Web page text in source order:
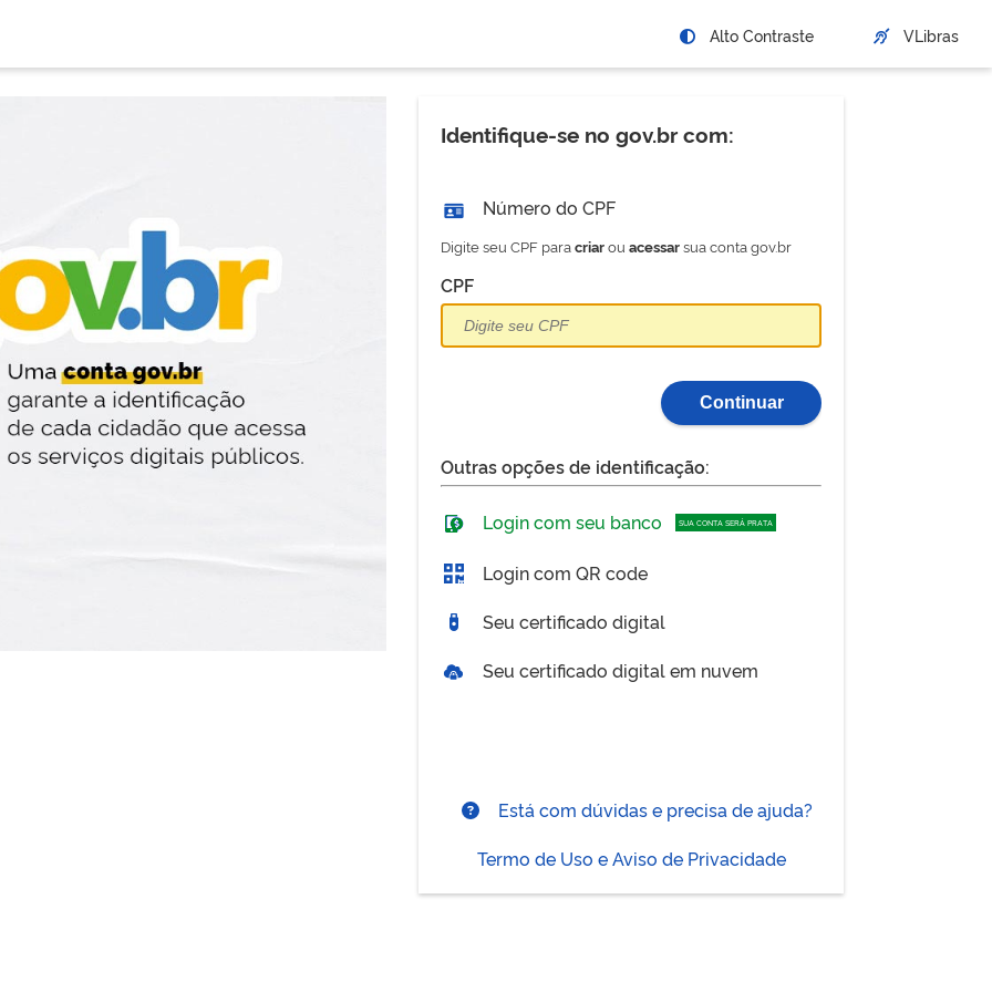
Alto Contraste VLibras
Identifique-se no gov.br com:
Número do CPF
Digite seu CPF paracriarouacessarsua conta gov.br
CPF
Continuar
Outras opções de identificação:
Login com seu banco SUA CONTA SERÁ PRATA
Login com QR code
Seu certificado digital
Seu certificado digital em nuvem
Está com dúvidas e precisa de ajuda?
Termo de Uso e Aviso de Privacidade